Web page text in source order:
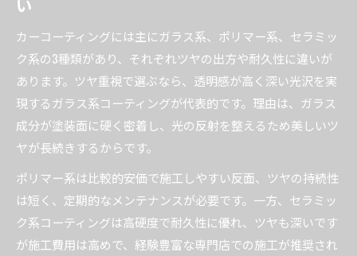
カーコーティングには主にガラス系、ポリマー系、セラミッ
ク系の3種類があり、それぞれツヤの出方や耐久性に違いが
あります。ツヤ重視で選ぶなら、透明感が高く深い光沢を実
現するガラス系コーティングが代表的です。理由は、ガラス
成分が塗装面に硬く密着し、光の反射を整えるため美しいツ
ヤが長続きするからです。
ポリマー系は比較的安価で施工しやすい反面、ツヤの持続性
は短く、定期的なメンテナンスが必要です。一方、セラミッ
ク系コーティングは高硬度で耐久性に優れ、ツヤも深いです
が施工費用は高めで、経験豊富な専門店での施工が推奨され